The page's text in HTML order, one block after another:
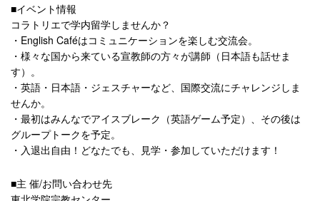
■イベント情報
コラトリエで学内留学しませんか？
・English Caféはコミュニケーションを楽しむ交流会。
・様々な国から来ている宣教師の方々が講師（日本語も話せま
す）。
・英語・日本語・ジェスチャーなど、国際交流にチャレンジしま
せんか。
・最初はみんなでアイスブレーク（英語ゲーム予定）、その後は
グループトークを予定。
・入退出自由！どなたでも、見学・参加していただけます！
■主 催/お問い合わせ先